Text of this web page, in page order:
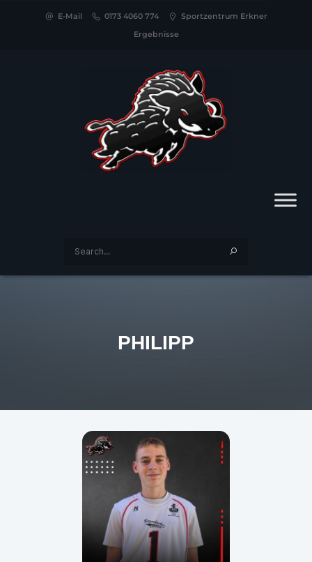
E-Mail 0173 4060 774
Sportzentrum Erkner
Ergebnisse
PHILIPP